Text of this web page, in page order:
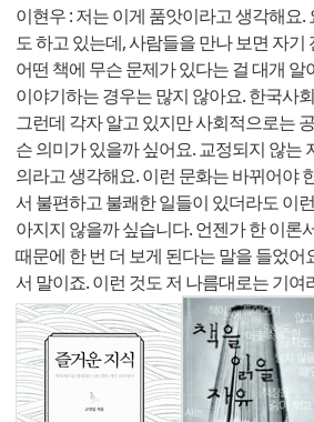
이현우 : 저는 이게 품앗이라고 생각해요.
도 하고 있는데, 사람들을 만나 보면 자기
어떤 책에 무슨 문제가 있다는 걸 대개
이야기하는 경우는 많지 않아요. 한국사
그런데 각자 알고 있지만 사회적으로는
슨 의미가 있을까 싶어요. 교정되지 않는
의라고 생각해요. 이런 문화는 바뀌어야
서 불편하고 불쾌한 일들이 있더라도 이
아지지 않을까 싶습니다. 언젠가 한 이론
때문에 한 번 더 보게 된다는 말을 들었어
서 말이죠. 이런 것도 저 나름대로는 기여